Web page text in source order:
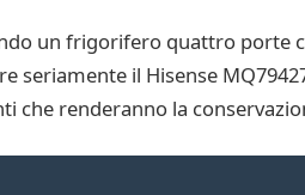
un frigorifero quattro porte
seriamente il Hisense
che renderanno la